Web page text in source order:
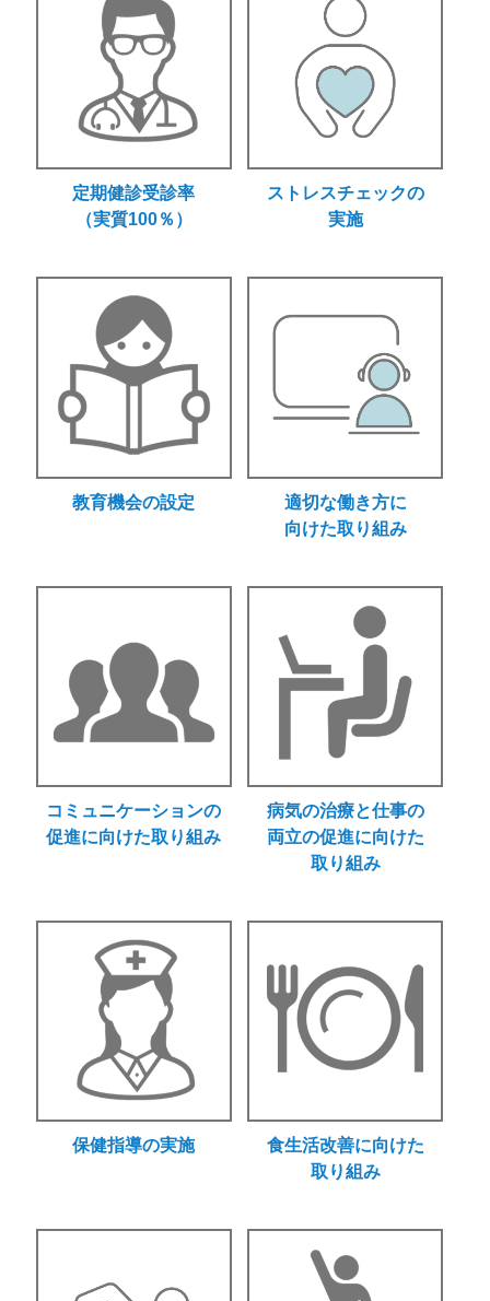
定期健診受診率
（実質100％）
ストレスチェックの
実施
教育機会の設定
適切な働き方に
向けた取り組み
コミュニケーションの
促進に向けた取り組み
病気の治療と仕事の
両立の促進に向けた
取り組み
保健指導の実施
食生活改善に向けた
取り組み